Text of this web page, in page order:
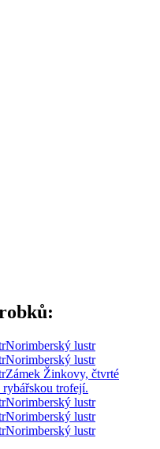
Norimberský lustr
Norimberský lustr
Zámek Žinkovy, čtvrté
rybářskou trofejí.
Norimberský lustr
Norimberský lustr
Norimberský lustr